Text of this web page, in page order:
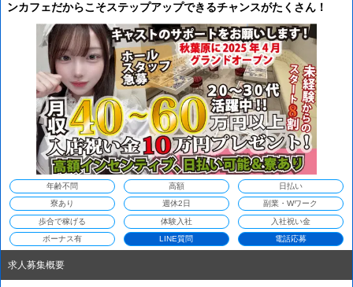
ンカフェだからこそステップアップできるチャンスがたくさん！
年齢不問 高額 日払い
寮あり 週休2日 副業・Wワーク
歩合で稼げる 体験入社 入社祝い金
ボーナス有 LINE質問 電話応募
求人募集概要